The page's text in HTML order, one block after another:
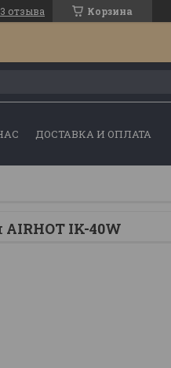
Корзина
3 отзыва
ДОСТАВКА И ОПЛАТА
IK-40W